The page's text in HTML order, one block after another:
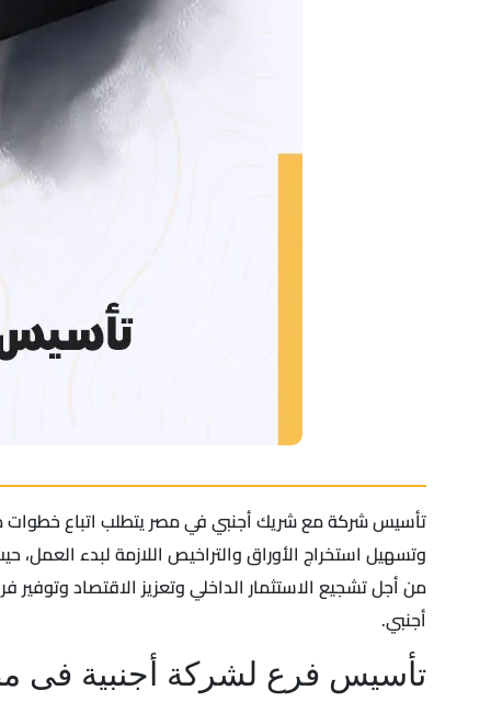
تأسيس شركة مع شريك أجنبي في مصر يتطلب اتباع خطوات
وتسهيل استخراج الأوراق والتراخيص اللازمة لبدء
من أجل تشجيع الاستثمار الداخلي وتعزيز الاقتصاد
أجنبي.
تأسيس فرع لشركة أجنبية فى